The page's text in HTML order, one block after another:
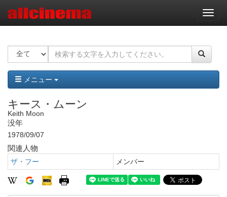
ナ
ビ
ー
ョ
ン
メニュー
キース・ムーン
Keith Moon
没年
1978/09/07
関連人物
ザ・フー メンバー